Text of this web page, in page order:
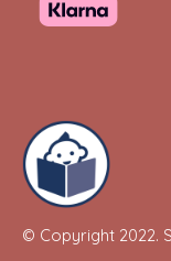
© Copyright 2022.